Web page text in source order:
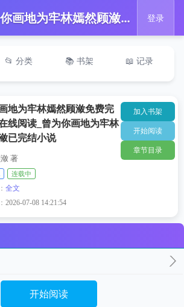
📖 曾为你画地为牢林嫣然顾潋免费完本小说在线阅读_曾为你画地为牢林嫣然顾潋已完结小说 登录
📂 分类 📚 书架 📖 记录
地为牢林嫣然顾潋免费完
线阅读_曾为你画地为牢林
已完结小说
著
连载中
全文
2026-07-08 14:21:54
加入书架
开始阅读
章节目录
开始阅读